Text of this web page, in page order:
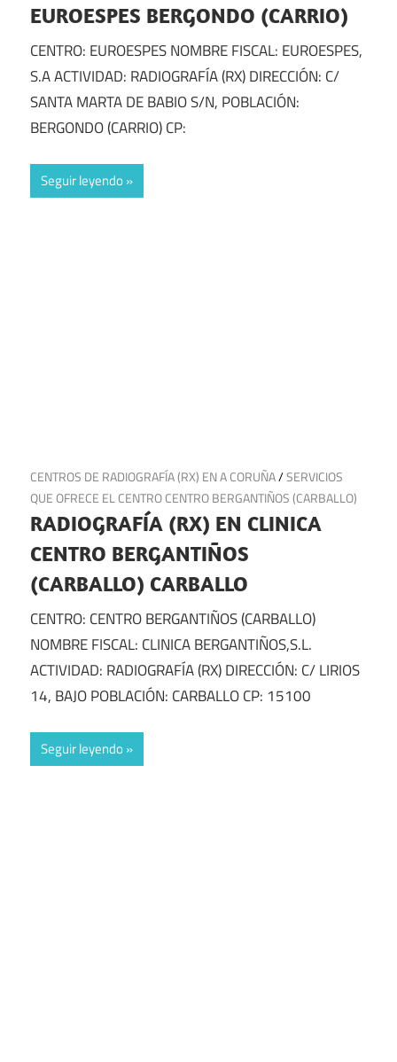
EUROESPES BERGONDO (CARRIO)
CENTRO: EUROESPES NOMBRE FISCAL: EUROESPES,
S.A ACTIVIDAD: RADIOGRAFÍA (RX) DIRECCIÓN: C/
SANTA MARTA DE BABIO S/N, POBLACIÓN:
BERGONDO (CARRIO) CP:
Seguir leyendo
2 de octubre de 2024
CENTROS DE RADIOGRAFÍA (RX) EN A CORUÑA/SERVICIOS
QUE OFRECE EL CENTRO CENTRO BERGANTIÑOS (CARBALLO)
RADIOGRAFÍA (RX) EN CLINICA
CENTRO BERGANTIÑOS
(CARBALLO) CARBALLO
CENTRO: CENTRO BERGANTIÑOS (CARBALLO)
NOMBRE FISCAL: CLINICA BERGANTIÑOS,S.L.
ACTIVIDAD: RADIOGRAFÍA (RX) DIRECCIÓN: C/ LIRIOS
14, BAJO POBLACIÓN: CARBALLO CP: 15100
Seguir leyendo